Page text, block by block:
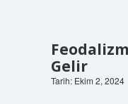
Gelir
Tarih: Ekim 2, 2024